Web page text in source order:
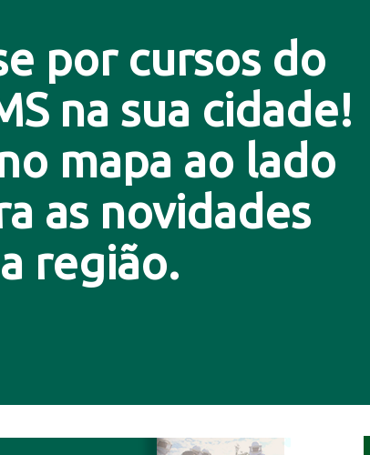
por cursos do
na sua cidade!
mapa ao lado
as novidades
região.